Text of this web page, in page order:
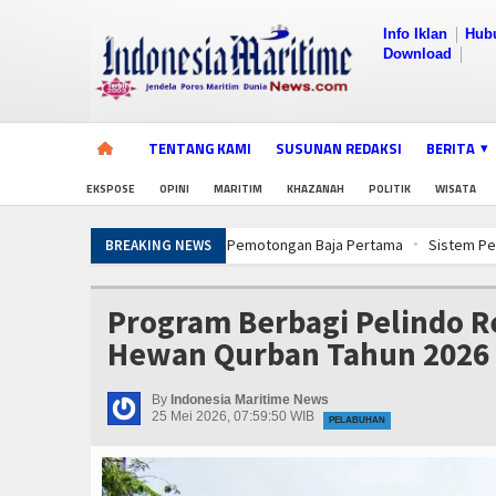
Info Iklan
Download
TENTANG KAMI SUSUNAN REDAKSI BERITA
EKSPOSE OPINI MARITIM KHAZANAH POLITIK WISATA
BREAKING NEWS Sistem Pemantauan & Ketertelusuran
Rudal Kapal Perang TNI, Drone
Wuiih.. Lele Bandung Mendunia, Tembus
PWI dan AFPI Perkuat Literasi Pindar,
Program Berbagi Pelindo
Hewan Qurban Tahun 2026
By Indonesia Maritime News
25 Mei 2026, 07:59:50 WIB
PELABUHAN